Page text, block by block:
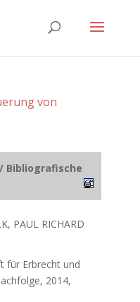
von
Bibliografische
PAUL RICHARD
für Erbrecht und
2014,